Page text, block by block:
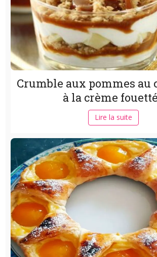
Crumble aux pommes au
à la crème
Lire la suite